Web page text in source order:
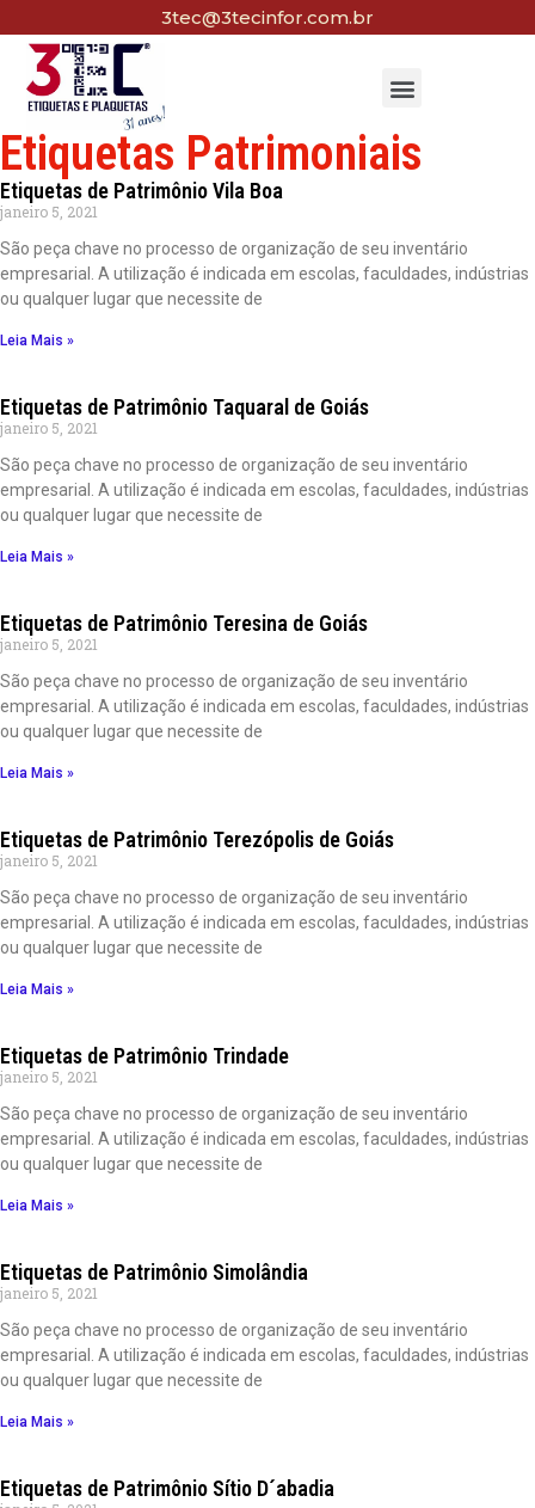
3tec@3tecinfor.com.br
Etiquetas Patrimoniais
Etiquetas de Patrimônio Vila Boa
janeiro 5, 2021
São peça chave no processo de organização de seu inventário
empresarial. A utilização é indicada em escolas, faculdades, indústrias
ou qualquer lugar que necessite de
Leia Mais »
Etiquetas de Patrimônio Taquaral de Goiás
janeiro 5, 2021
São peça chave no processo de organização de seu inventário
empresarial. A utilização é indicada em escolas, faculdades, indústrias
ou qualquer lugar que necessite de
Leia Mais »
Etiquetas de Patrimônio Teresina de Goiás
janeiro 5, 2021
São peça chave no processo de organização de seu inventário
empresarial. A utilização é indicada em escolas, faculdades, indústrias
ou qualquer lugar que necessite de
Leia Mais »
Etiquetas de Patrimônio Terezópolis de Goiás
janeiro 5, 2021
São peça chave no processo de organização de seu inventário
empresarial. A utilização é indicada em escolas, faculdades, indústrias
ou qualquer lugar que necessite de
Leia Mais »
Etiquetas de Patrimônio Trindade
janeiro 5, 2021
São peça chave no processo de organização de seu inventário
empresarial. A utilização é indicada em escolas, faculdades, indústrias
ou qualquer lugar que necessite de
Leia Mais »
Etiquetas de Patrimônio Simolândia
janeiro 5, 2021
São peça chave no processo de organização de seu inventário
empresarial. A utilização é indicada em escolas, faculdades, indústrias
ou qualquer lugar que necessite de
Leia Mais »
Etiquetas de Patrimônio Sítio D´abadia